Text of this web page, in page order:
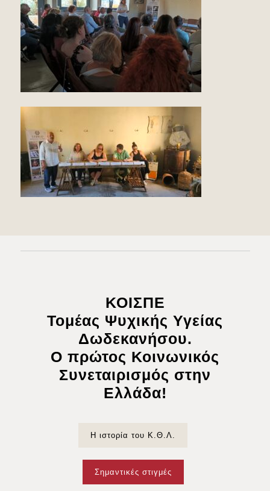
ΚΟΙΣΠΕ
Τομέας Ψυχικής Υγείας
Δωδεκανήσου.
Ο πρώτος Κοινωνικός
Συνεταιρισμός στην
Ελλάδα!
Η ιστορία του Κ.Θ.Λ.
Σημαντικές στιγμές